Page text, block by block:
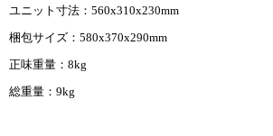
ユニット寸法：560x310x230mm
梱包サイズ：580x370x290mm
正味重量：8kg
総重量：9kg